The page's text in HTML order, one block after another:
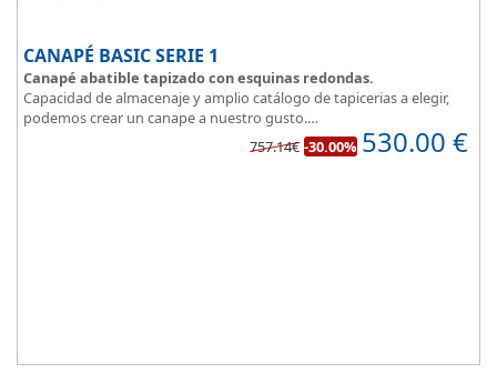
CANAPÉ BASIC SERIE 1
Canapé abatible tapizado con esquinas redondas.
Capacidad de almacenaje y amplio catálogo de tapicerias a elegir,
podemos crear un canape a nuestro gusto.
Diseño, elegancia y funcionalidad se unen para ofrecerte la base del
757.14€ -30.00% 530.00 €